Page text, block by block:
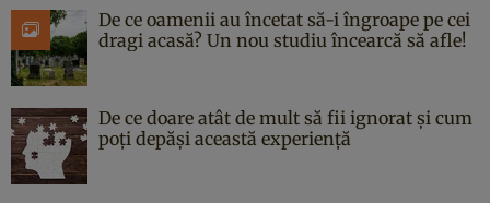
De ce oamenii au încetat să-i îngroape pe cei
dragi acasă? Un nou studiu încearcă să afle!
De ce doare atât de mult să fii ignorat și cum
poți depăși această experiență